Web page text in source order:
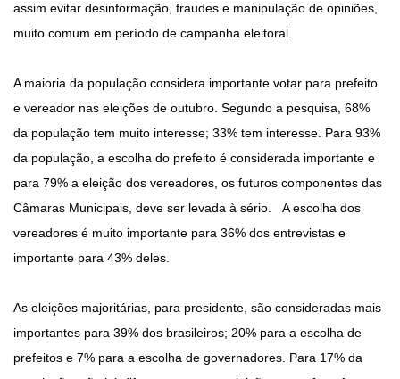
assim evitar desinformação, fraudes e manipulação de opiniões,
muito comum em período de campanha eleitoral.
A maioria da população considera importante votar para prefeito
e vereador nas eleições de outubro. Segundo a pesquisa, 68%
da população tem muito interesse; 33% tem interesse. Para 93%
da população, a escolha do prefeito é considerada importante e
para 79% a eleição dos vereadores, os futuros componentes das
Câmaras Municipais, deve ser levada à sério. A escolha dos
vereadores é muito importante para 36% dos entrevistas e
importante para 43% deles.
As eleições majoritárias, para presidente, são consideradas mais
importantes para 39% dos brasileiros; 20% para a escolha de
prefeitos e 7% para a escolha de governadores. Para 17% da